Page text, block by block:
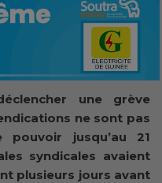
une grève
ne sont pas
jusqu’au 21
syndicales avaient
plusieurs jours avant